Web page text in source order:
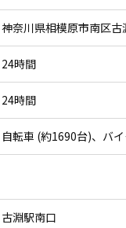
神奈川県相模原市南区古
24時間
24時間
自転車 (約1690台)、バ
古淵駅南口